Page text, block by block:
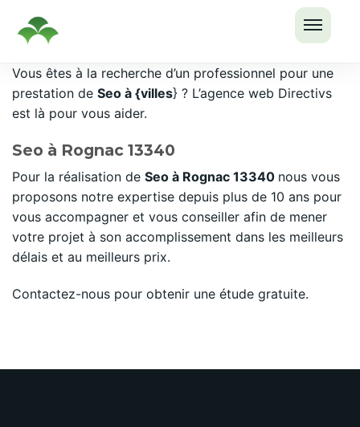
LE
Passer
au
contenu
Vous êtes à la recherche d’un professionnel pour une
prestation de Seo à {villes} ? L’agence web Directivs
est là pour vous aider.
Seo à Rognac 13340
Pour la réalisation de Seo à Rognac 13340 nous vous
proposons notre expertise depuis plus de 10 ans pour
vous accompagner et vous conseiller afin de mener
votre projet à son accomplissement dans les meilleurs
délais et au meilleurs prix.
Contactez-nous pour obtenir une étude gratuite.